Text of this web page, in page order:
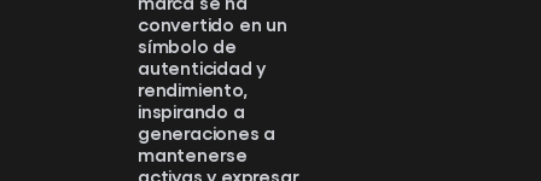
convertido en un
símbolo de
autenticidad y
rendimiento,
inspirando a
generaciones a
mantenerse
activas y expresar